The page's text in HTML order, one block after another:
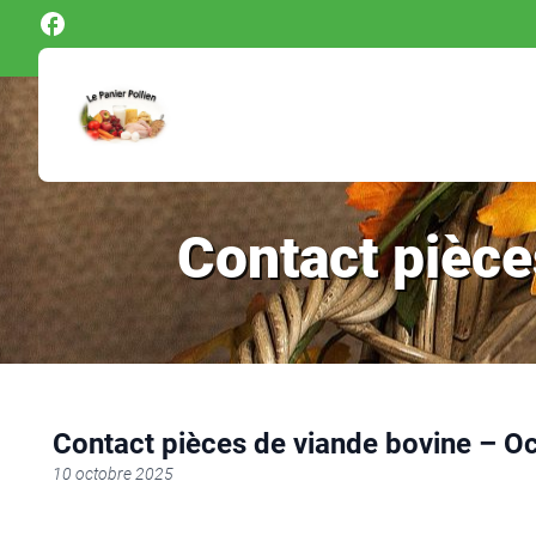
Contact
Contact pièces de viande bovine –
10 octobre 2025
Panneau de gestion des cookies